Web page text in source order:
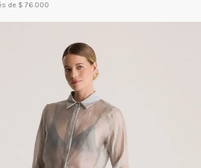
de $ 76.000